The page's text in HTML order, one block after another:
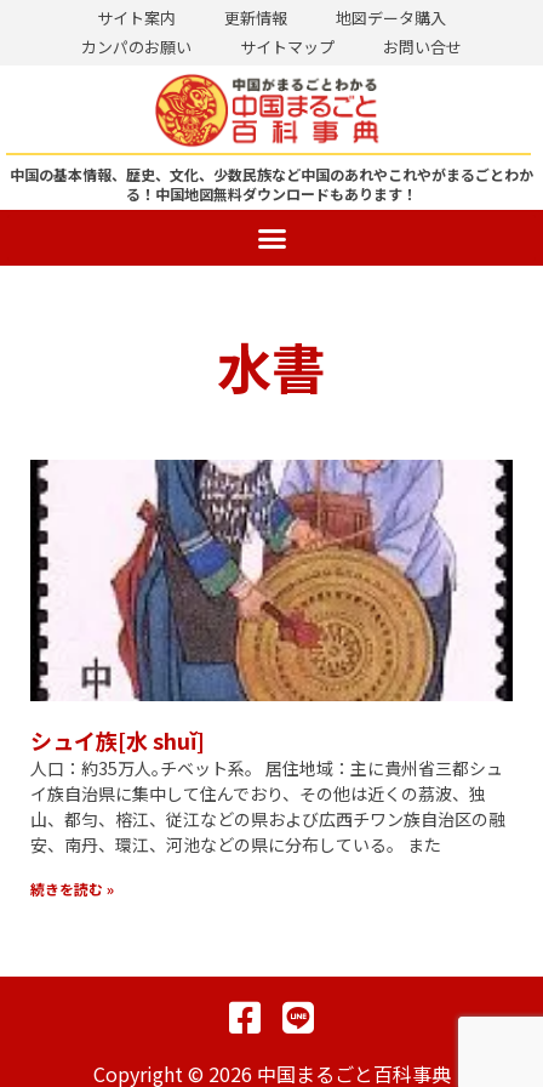
ン
ツ
ス
サイト案内 更新情報
地図データ購入
カンパのお願い
サイトマップ お問い合せ
中国の基本情報、歴史、文化、少数民族など中国のあれやこれやがまるごとわか
る！ 中国地図無料ダウンロードもあります！
水書
シュイ族[水 shuǐ]
人口：約35万人｡チベット系。 居住地域：主に貴州省三都シュ
イ族自治県に集中して住んでおり、その他は近くの茘波、独
山、都匀、榕江、従江などの県および広西チワン族自治区の融
安、南丹、環江、河池などの県に分布している。 また
続きを読む »
Copyright © 2026 中国まるごと百科事典